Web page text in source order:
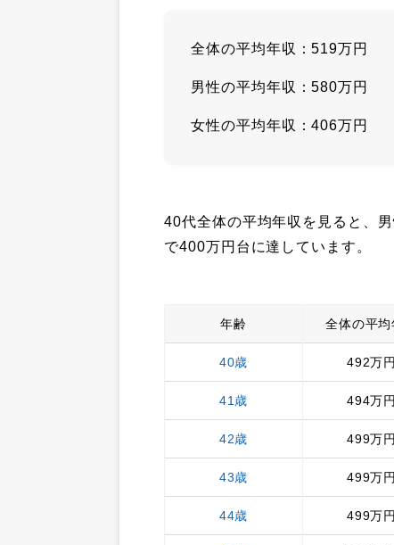
全体の平均年収：519万円
男性の平均年収：580万円
女性の平均年収：406万円
40代全体の平均年収を見ると、
で400万円台に達しています。
年齢 全体の平均
40歳 492万円
41歳 494万円
42歳 499万円
43歳 499万円
44歳 499万円